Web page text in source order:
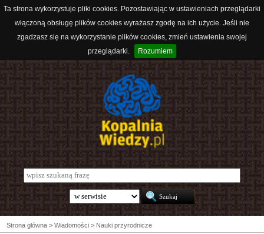
Ta strona wykorzystuje pliki cookies. Pozostawiając w ustawieniach przeglądarki
włączoną obsługę plików cookies wyrażasz zgodę na ich użycie. Jeśli nie
zgadzasz się na wykorzystanie plików cookies, zmień ustawienia swojej
przeglądarki.
Rozumiem
Strona główna > Wiadomości > Nauki przyrodnicze